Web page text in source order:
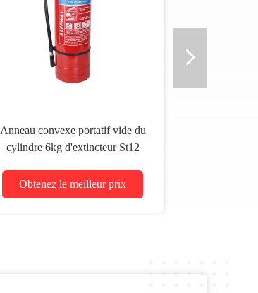
Anneau convexe portatif vide du
cylindre 6kg d'extincteur St12
Obtenez le meilleur prix